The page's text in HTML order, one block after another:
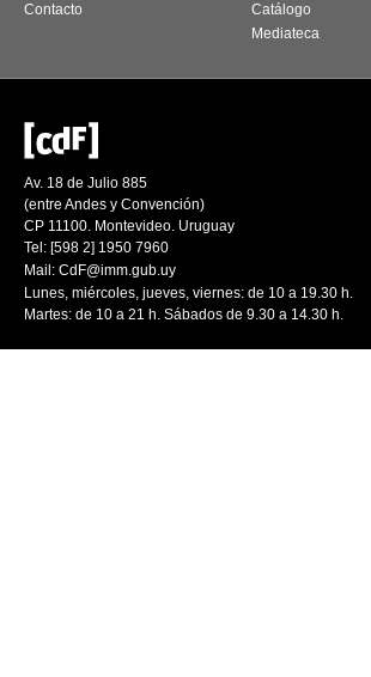
Contacto
Catálogo
Mediateca
Av. 18 de Julio 885
(entre Andes y Convención)
CP 11100. Montevideo. Uruguay
Tel: [598 2] 1950 7960
Mail: CdF@imm.gub.uy
Lunes, miércoles, jueves, viernes: de 10 a 19.30 h.
Martes: de 10 a 21 h. Sábados de 9.30 a 14.30 h.